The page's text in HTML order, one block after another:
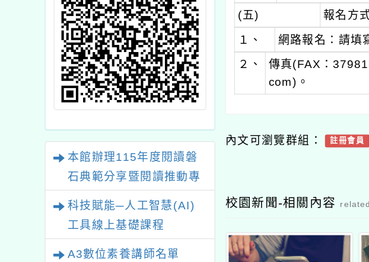
本館辦理115年度閱讀磐
石典範分享暨閱讀推動專
業研習
科技賦能─人工智慧(AI)
工具線上基礎課程
A3數位素養講師名單
(五)
報名方
１、
網路報名：請填
２、
傳真(FAX：
com)。
內文可瀏覽群組： 註冊會員
校園新聞-相關內容